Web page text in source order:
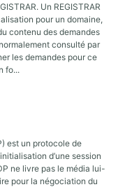
Un REGISTRAR
pour un domaine,
contenu des demandes
consulté par
les demandes pour ce
fo...
est un protocole de
d’une session
ne livre pas le média lui-
pour la négociation du